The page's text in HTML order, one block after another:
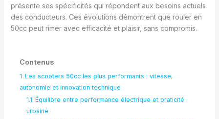
présente ses spécificités qui répondent aux besoins actuels
des conducteurs. Ces évolutions démontrent que rouler en
50cc peut rimer avec efficacité et plaisir, sans compromis.
Contenus
1 Les scooters 50cc les plus performants : vitesse,
autonomie et innovation technique
1.1 Équilibre entre performance électrique et praticité
urbaine